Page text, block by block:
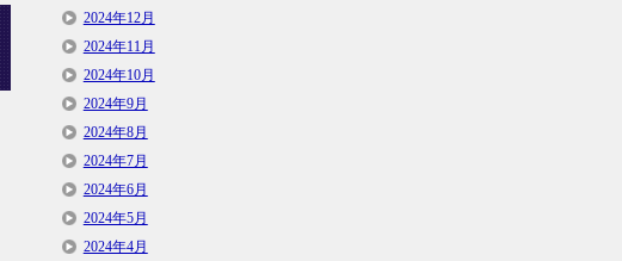
2024年12月
2024年11月
2024年10月
2024年9月
2024年8月
2024年7月
2024年6月
2024年5月
2024年4月